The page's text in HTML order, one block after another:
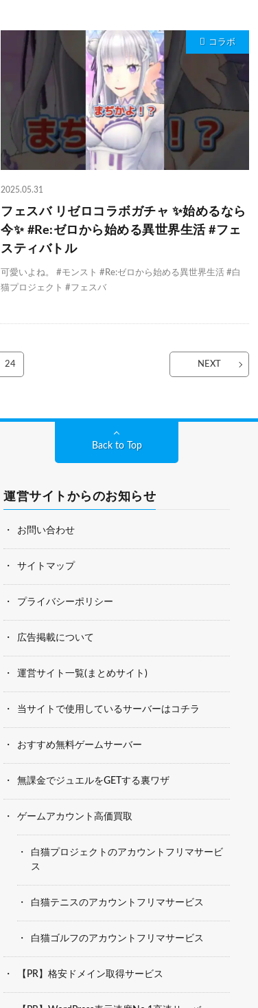
コラボ
2025.05.31
フェスバ リゼロコラボガチャ ✨️始めるなら
今✨️ #Re:ゼロから始める異世界生活 #フェ
スティバトル
可愛いよね。 #モンスト #Re:ゼロから始める異世界生活 #白
猫プロジェクト #フェスバ
24 NEXT
Back to Top
運営サイトからのお知らせ
お問い合わせ
サイトマップ
プライバシーポリシー
広告掲載について
運営サイト一覧(まとめサイト)
当サイトで使用しているサーバーはコチラ
おすすめ無料ゲームサーバー
無課金でジュエルをGETする裏ワザ
ゲームアカウント高価買取
白猫プロジェクトのアカウントフリマサービ
ス
白猫テニスのアカウントフリマサービス
白猫ゴルフのアカウントフリマサービス
【PR】格安ドメイン取得サービス